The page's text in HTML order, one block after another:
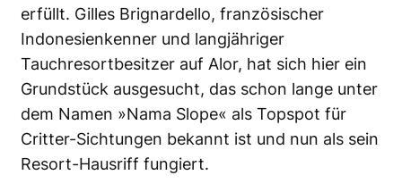
erfüllt. Gilles Brignardello, französischer
Indonesienkenner und langjähriger
Tauchresortbesitzer auf Alor, hat sich hier ein
Grundstück ausgesucht, das schon lange unter
dem Namen »Nama Slope« als Topspot für
Critter-Sichtungen bekannt ist und nun als sein
Resort-Hausriff fungiert.